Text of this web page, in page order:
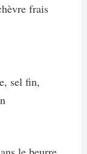
frais
sel fin,